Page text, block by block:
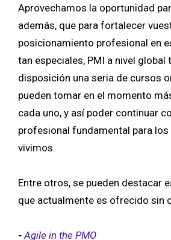
Aprovechamos la oportunidad
además, que para fortalecer
posicionamiento profesional en
tan especiales, PMI a nivel global
disposición una seria de cursos
pueden tomar en el momento
cada uno, y así poder continuar
profesional fundamental para
vivimos.
Entre otros, se pueden destacar
que actualmente es ofrecido sin
-Agile in the PMO